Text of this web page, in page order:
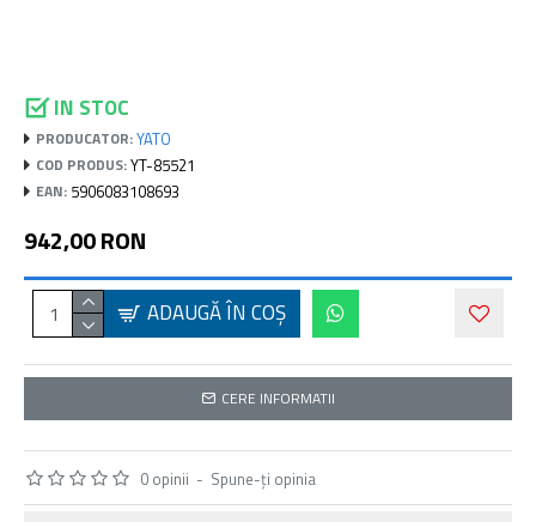
IN STOC
PRODUCATOR:YATO
COD PRODUS:YT-85521
EAN: 5906083108693
0 opinii - Spune-ţi opinia
942,00 RON
ADAUGĂ ÎN COŞ
CERE INFORMATII